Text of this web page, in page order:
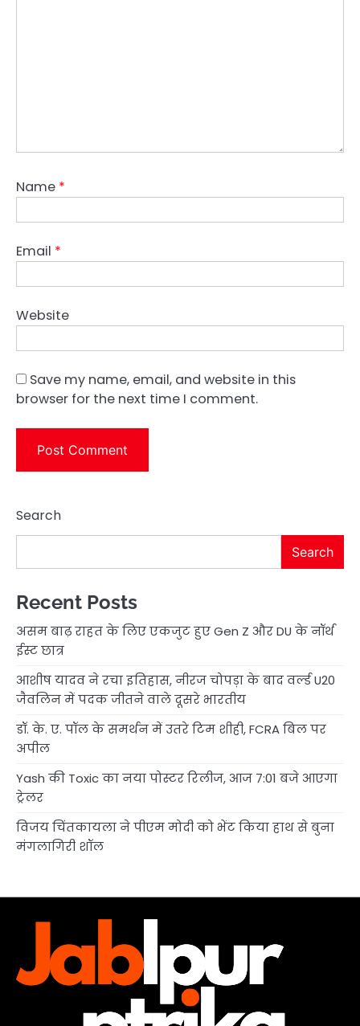
Name *
Email *
Website
Save my name, email, and website in this
browser for the next time I comment.
Search
Search
Recent Posts
असम बाढ़ राहत के लिए एकजुट हुए Gen Z और DU के नॉर्थ
ईस्ट छात्र
आशीष यादव ने रचा इतिहास, नीरज चोपड़ा के बाद वर्ल्ड U20
जैवलिन में पदक जीतने वाले दूसरे भारतीय
डॉ. के. ए. पॉल के समर्थन में उतरे टिम शीही, FCRA बिल पर
अपील
Yash की Toxic का नया पोस्टर रिलीज, आज 7:01 बजे आएगा
ट्रेलर
विजय चिंतकायला ने पीएम मोदी को भेंट किया हाथ से बुना
मंगलागिरी शॉल